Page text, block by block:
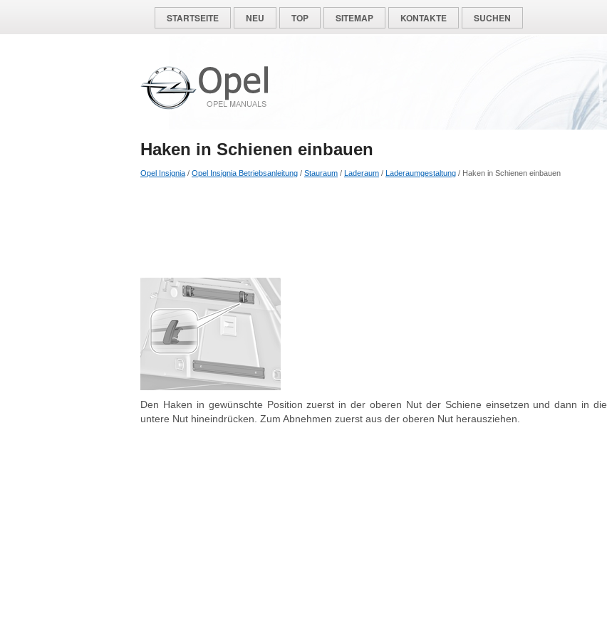
STARTSEITE NEU TOP SITEMAP KONTAKTE SUCHEN
Haken in Schienen einbauen
Opel Insignia / Opel Insignia Betriebsanleitung / Stauraum / Laderaum / Laderaumgestaltung / Haken in Schienen einbauen
Den Haken in gewünschte Position zuerst in der oberen Nut der Schiene einsetzen und dann in die
untere Nut hineindrücken. Zum Abnehmen zuerst aus der oberen Nut herausziehen.